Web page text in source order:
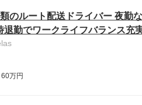
のルート配送ドライバー 夜勤
退勤でワークライフバランス充
万円